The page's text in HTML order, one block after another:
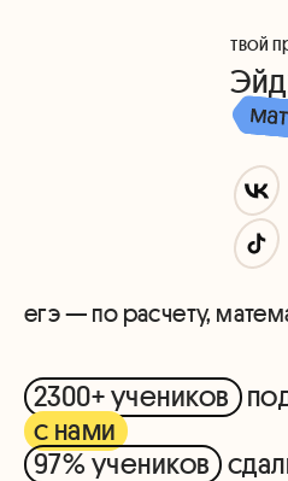
твой
егэ — по расчету,
2300+ учеников
с нами
97% учеников